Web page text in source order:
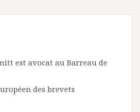
est avocat au Barreau de
des brevets